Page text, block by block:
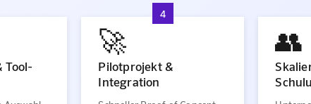
Tool-
4
🚀
Pilotprojekt &
Integration
👥